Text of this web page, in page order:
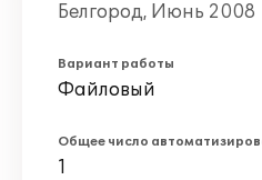
Белгород, Июнь 2008
Вариант работы
Файловый
Общее число
1